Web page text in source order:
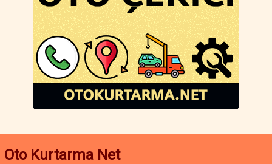
güvenli bir şekilde taşınır.
Eğer Payas çevresinde oto çekici, oto yol yardım veya akü
takviyesi hizmetine ihtiyacınız varsa, hızlı ve güvenilir çözümler
için hemen iletişime geçebilirsiniz. Hatay oto kurtarma
hizmetleriyle yolda kalma sorununu hızlıca çözebilir, aracınızı
güvenle istediğiniz noktaya ulaştırabilirsiniz.
Oto Kurtarma Net